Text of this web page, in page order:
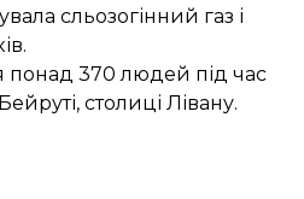
сльозогінний газ і
понад 370 людей під час
столиці Лівану.